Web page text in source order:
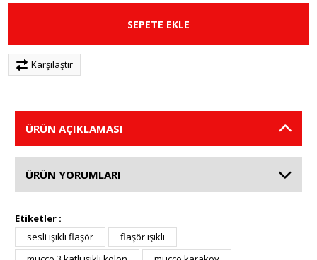
SEPETE EKLE
Karşılaştır
ÜRÜN AÇIKLAMASI
ÜRÜN YORUMLARI
Etiketler :
sesli ışıklı flaşör
flaşör ışıklı